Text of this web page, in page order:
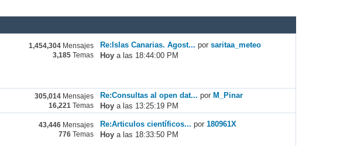
1,454,304 Mensajes
3,185 Temas
Re:Islas Canarias. Agost... porsaritaa_meteo
Hoy a las 18:44:00 PM
305,014 Mensajes
16,221 Temas
Re:Consultas al open dat... porM_Pinar
Hoy a las 13:25:19 PM
43,446 Mensajes
776 Temas
Re:Articulos científicos... por180961X
Hoy a las 18:33:50 PM